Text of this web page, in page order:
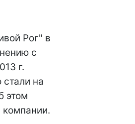
Рог" в
с
г.
стали на
этом